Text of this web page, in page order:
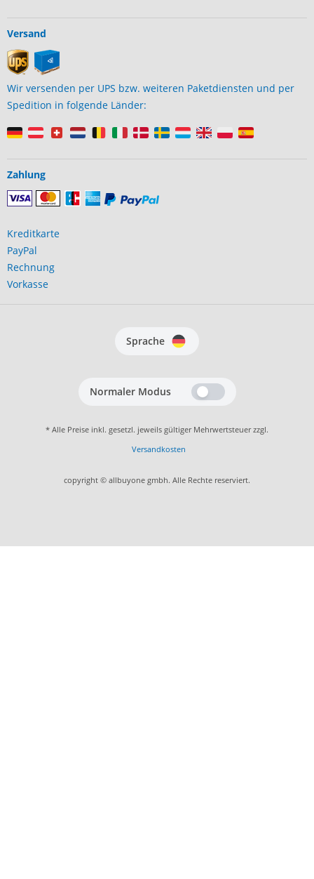
Versand
Wir versenden per UPS bzw. weiteren Paketdiensten und per
Spedition in folgende Länder:
Zahlung
Kreditkarte
PayPal
Rechnung
Vorkasse
Sprache
Normaler Modus
* Alle Preise inkl. gesetzl. jeweils gültiger Mehrwertsteuer zzgl.
Versandkosten
copyright © allbuyone gmbh. Alle Rechte reserviert.